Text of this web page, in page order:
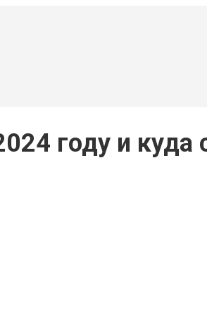
году и куда